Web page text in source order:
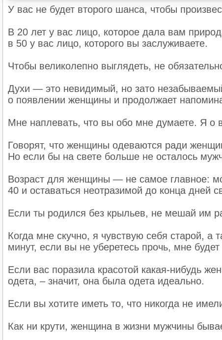
У вас не будет второго шанса, чтобы
В 20 лет у вас лицо, которое дала вам
в 50 у вас лицо, которого вы заслуживаете.
Чтобы великолепно выглядеть, не
Духи — это невидимый, но зато
о появлении женщины и продолжает
Мне наплевать, что вы обо мне думаете. Я о
Говорят, что женщины одеваются ради
Но если бы на свете больше не осталось
Возраст для женщины — не самое главное:
40 и оставаться неотразимой до конца дней
Если ты родился без крыльев, не мешай им
Когда мне скучно, я чувствую себя старой, а
минут, если вы не уберетесь прочь, мне будет
Если вас поразила красотой какая-нибудь
одета, – значит, она была одета идеально.
Если вы хотите иметь то, что никогда не
Как ни крути, женщина в жизни мужчины